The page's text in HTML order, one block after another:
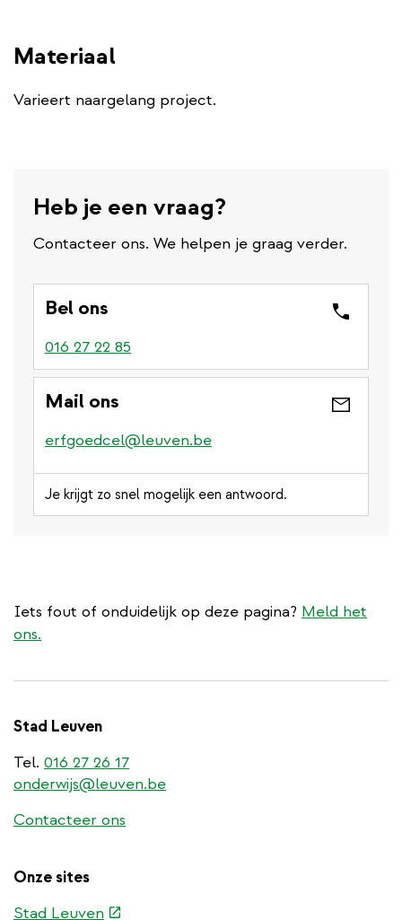
Materiaal
Varieert naargelang project.
Heb je een vraag?
Contacteer ons. We helpen je graag verder.
Bel ons
016 27 22 85
Mail ons
erfgoedcel@leuven.be
Je krijgt zo snel mogelijk een antwoord.
Iets fout of onduidelijk op deze pagina? Meld het
ons.
Stad Leuven
Tel. 016 27 26 17
onderwijs@leuven.be
Contacteer ons
Onze sites
Stad Leuven (externe